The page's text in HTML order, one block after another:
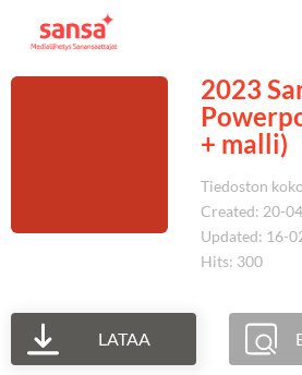
2023
+ malli)
Tiedoston
Created: 20-
Updated: 16-
Hits: 300
LATAA